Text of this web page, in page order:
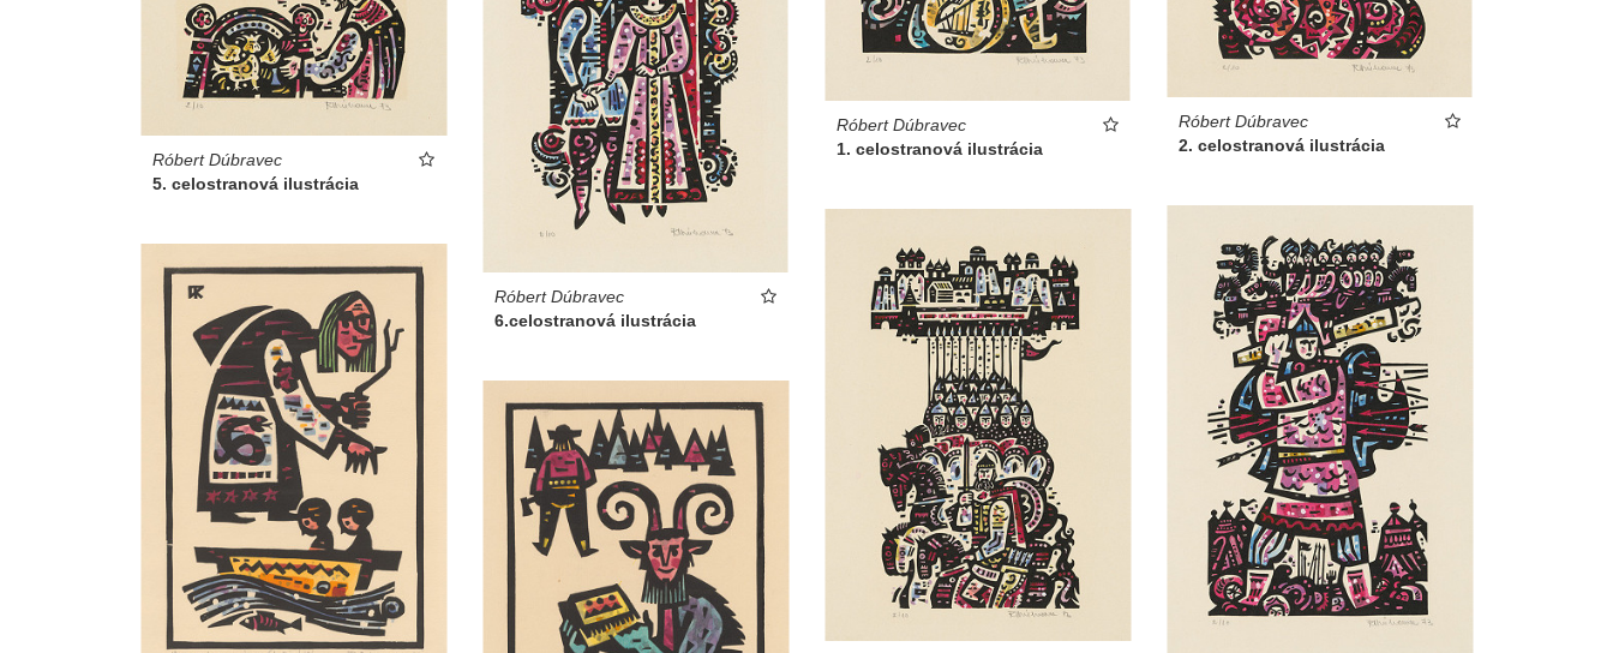
Róbert Dúbravec
1. celostranová ilustrácia
Róbert Dúbravec
2. celostranová ilustrácia
Róbert Dúbravec
5. celostranová ilustrácia
Róbert Dúbravec
6.celostranová ilustrácia